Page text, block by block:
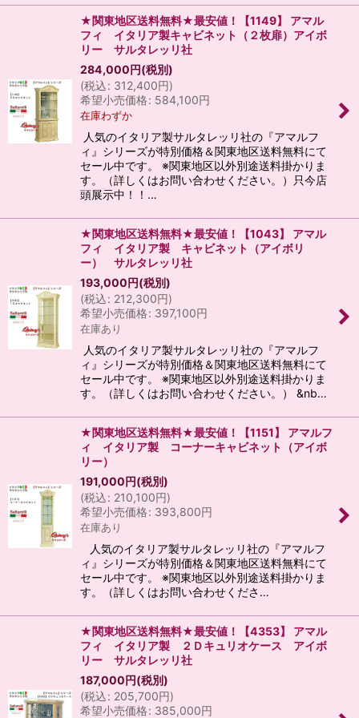
★関東地区送料無料★最安値！【1149】 アマル
フィ イタリア製キャビネット（２枚扉）アイボ
リー サルタレッリ社
284,000円(税別)
(税込: 312,400円)
希望小売価格: 584,100円
在庫わずか
人気のイタリア製サルタレッリ社の『アマルフ
ィ』シリーズが特別価格＆関東地区送料無料にて
セール中です。 ※関東地区以外別途送料掛かりま
す。（詳しくはお問い合わせください。）只今店
頭展示中！！…
★関東地区送料無料★最安値！【1043】 アマル
フィ イタリア製 キャビネット（アイボリ
ー） サルタレッリ社
193,000円(税別)
(税込: 212,300円)
希望小売価格: 397,100円
在庫あり
人気のイタリア製サルタレッリ社の『アマルフ
ィ』シリーズが特別価格＆関東地区送料無料にて
セール中です。 ※関東地区以外別途送料掛かりま
す。（詳しくはお問い合わせください。） &nb…
★関東地区送料無料★最安値！【1151】 アマルフ
ィ イタリア製 コーナーキャビネット（アイボ
リー）
191,000円(税別)
(税込: 210,100円)
希望小売価格: 393,800円
在庫あり
人気のイタリア製サルタレッリ社の『アマルフ
ィ』シリーズが特別価格＆関東地区送料無料にて
セール中です。 ※関東地区以外別途送料掛かりま
す。（詳しくはお問い合わせくださ…
★関東地区送料無料★最安値！【4353】 アマル
フィ イタリア製 ２Ｄキュリオケース アイボ
リー サルタレッリ社
187,000円(税別)
(税込: 205,700円)
希望小売価格: 385,000円